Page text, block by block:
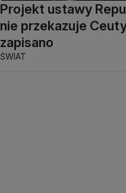
Projekt ustawy
nie przekazuje
zapisano
ŚWIAT